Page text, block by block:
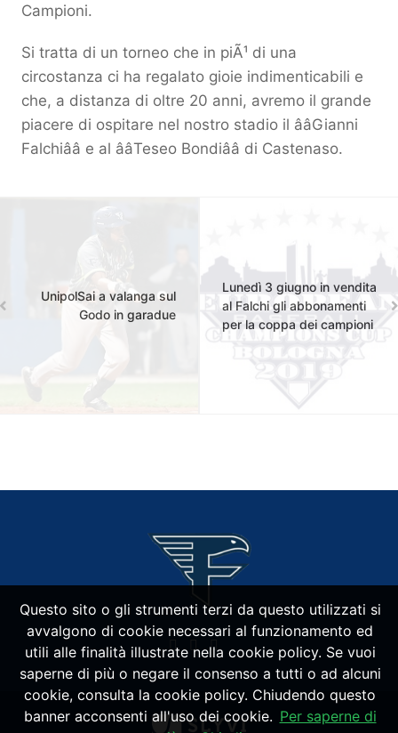
Campioni.
Si tratta di un torneo che in piÃ¹ di una
circostanza ci ha regalato gioie indimenticabili e
che, a distanza di oltre 20 anni, avremo il grande
piacere di ospitare nel nostro stadio il ââGianni
Falchiââ e al ââTeseo Bondiââ di Castenaso.
UnipolSai a valanga sul
Godo in garadue
Lunedì 3 giugno in vendita
al Falchi gli abbonamenti
per la coppa dei campioni
Questo sito o gli strumenti terzi da questo utilizzati si
avvalgono di cookie necessari al funzionamento ed
utili alle finalità illustrate nella cookie policy. Se vuoi
saperne di più o negare il consenso a tutti o ad alcuni
cookie, consulta la cookie policy. Chiudendo questo
banner acconsenti all'uso dei cookie. Per saperne di